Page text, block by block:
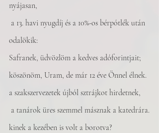
nyájasan,
odalökik:
Safranek, üdvözlöm a kedves adóforintjait;
köszönöm, Uram, de már 12 éve Önnel élnek.
a szakszervezetek újból sztrájkot hirdetnek,
a tanárok üres szemmel másznak a katedrára.
kinek a kezében is volt a borotva?